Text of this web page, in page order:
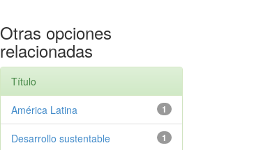
Otras opciones
relacionadas
Título
1
América Latina
1
Desarrollo sustentable